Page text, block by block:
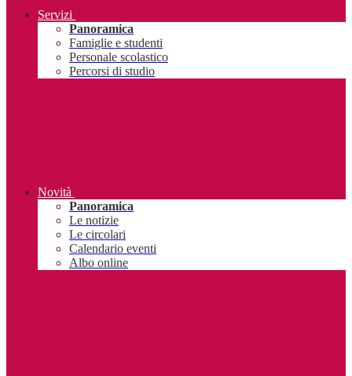
Servizi
Panoramica
Famiglie e studenti
Personale scolastico
Percorsi di studio
Novità
Panoramica
Le notizie
Le circolari
Calendario eventi
Albo online